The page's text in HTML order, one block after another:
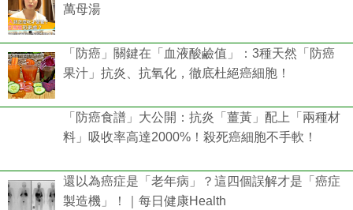
萬母湯
「防癌」關鍵在「血液酸鹼值」：3種天然「防癌
果汁」抗炎、抗氧化，徹底杜絕癌細胞！
「防癌食譜」大公開：抗炎「薑黃」配上「兩種材
料」吸收率高達2000%！殺死癌細胞不手軟！
還以為癌症是「老年病」？這四個誤解才是「癌症
製造機」！｜每日健康Health